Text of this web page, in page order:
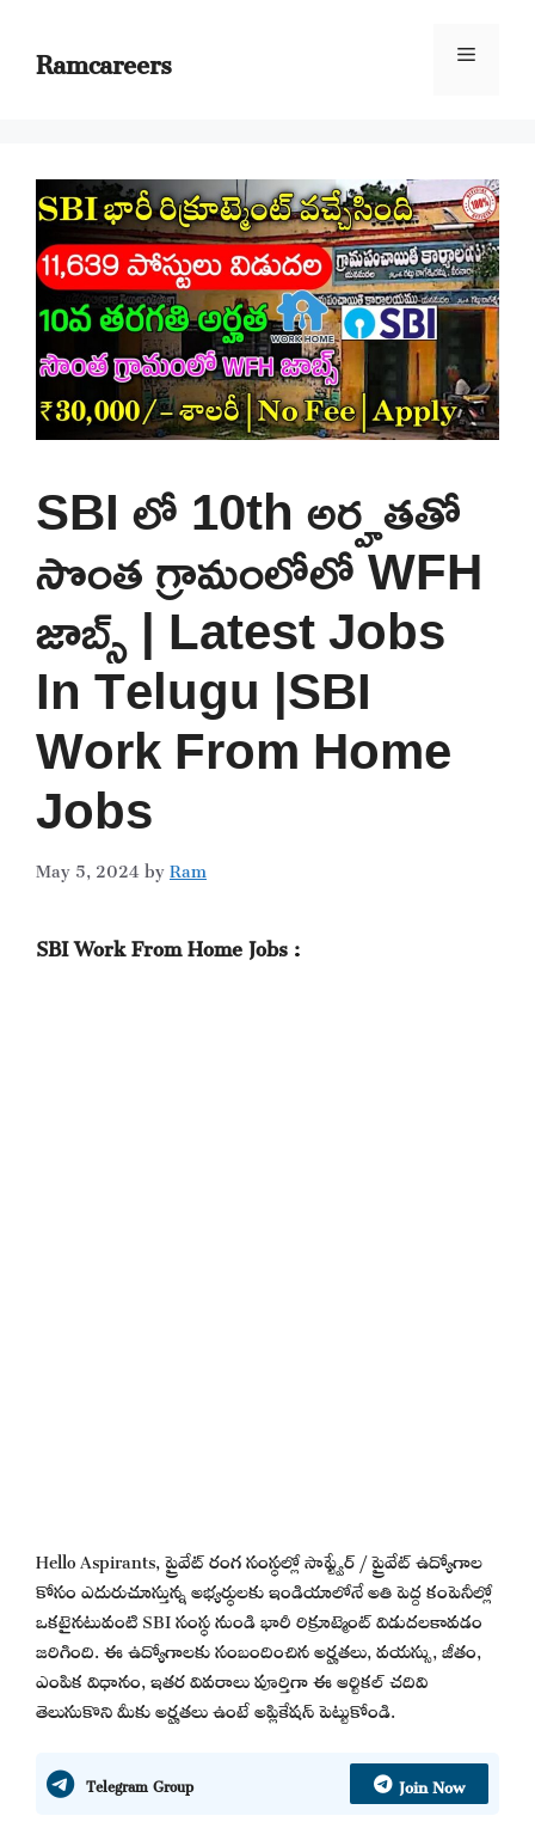
contentRamcareers Menu
SBI లో 10th అర్హతతో
సొంత గ్రామంలోలో WFH
జాబ్స్ | Latest Jobs
In Telugu |SBI
Work From Home
Jobs
May 5, 2024byRam
SBI Work From Home Jobs :
Hello Aspirants, ప్రైవేట్ రంగ సంస్థల్లో సాఫ్ట్వేర్ / ప్రైవేట్ ఉద్యోగాల
కోసం ఎదురుచూస్తున్న అభ్యర్థులకు ఇండియాలోనే అతి పెద్ద కంపెనీల్లో
ఒకటైనటువంటి SBI సంస్థ నుండి భారీ రిక్రూట్మెంట్ విడుదలకావడం
జరిగింది. ఈ ఉద్యోగాలకు సంబందించిన అర్హతలు, వయస్సు, జీతం,
ఎంపిక విధానం, ఇతర వివరాలు పూర్తిగా ఈ ఆర్టికల్ చదివి
తెలుసుకొని మీకు అర్హతలు ఉంటే అప్లికేషన్ పెట్టుకోండి.
Telegram Group Join Now